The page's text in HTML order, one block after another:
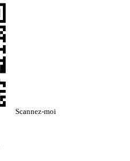
Scannez-moi